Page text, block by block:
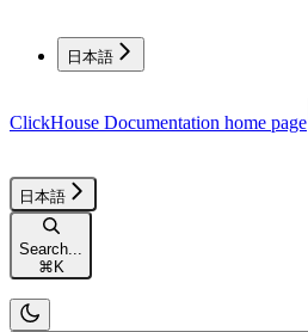
日本語
ClickHouse Documentation home page
日本語
Search...
⌘ K